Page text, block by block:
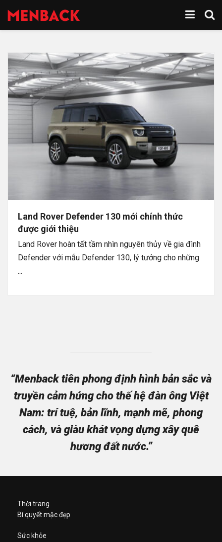
Land Rover Defender 130 mới chính thức
được giới thiệu
Land Rover hoàn tất tầm nhìn nguyên thủy về gia đình
Defender với mẫu Defender 130, lý tưởng cho những
...
“Menback tiên phong định hình bản sắc và
truyền cảm hứng cho thế hệ đàn ông Việt
Nam: trí tuệ, bản lĩnh, mạnh mẽ, phong
cách, và giàu khát vọng dựng xây quê
hương đất nước.”
Thời trang
Bí quyết mặc đẹp
Sức khỏe